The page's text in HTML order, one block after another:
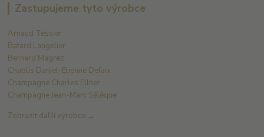
Zastupujeme tyto výrobce
Arnaud Tessier
Batard Langelier
Bernard Magrez
Chablis Daniel-Etienne Defaix
Champagne Charles Ellner
Champagne Jean-Marc Sélèque
Zobrazit další výrobce →